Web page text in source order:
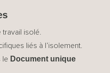
isolé.
liés à l’isolement.
le Document unique